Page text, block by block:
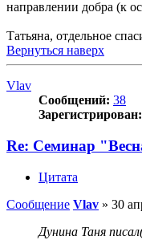
направлении добра (к
Татьяна, отдельное
Вернуться наверх
Vlav
Сообщений: 38
Зарегистрирован:
Re: Семинар
Цитата
Сообщение Vlav » 30
Дунина Таня